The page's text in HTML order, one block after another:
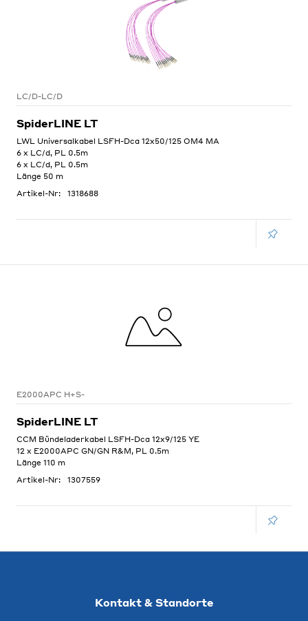
LC/D-LC/D
SpiderLINE LT
LWL Universalkabel LSFH-Dca 12x50/125 OM4 MA
6 x LC/d, PL 0.5m
6 x LC/d, PL 0.5m
Länge 50 m
Artikel-Nr:
1318688
E2000APC H+S-
SpiderLINE LT
CCM Bündeladerkabel LSFH-Dca 12x9/125 YE
12 x E2000APC GN/GN R&M, PL 0.5m
Länge 110 m
Artikel-Nr:
1307559
Kontakt & Standorte